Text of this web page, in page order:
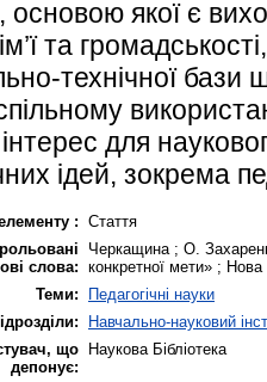
якої є
та
технічної бази
для
ідей, зокрема
: Стаття
слова:
Черкащина ; О.
конкретної мети» ;
Теми:
Педагогічні науки
Навчально-науковий
що
депонує:
Наукова Бібліотека